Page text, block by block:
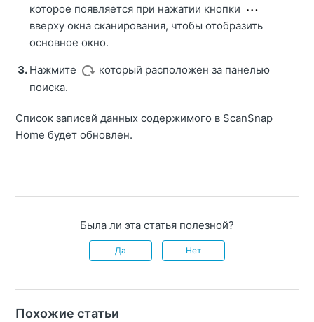
которое появляется при нажатии кнопки
вверху окна сканирования, чтобы отобразить
основное окно.
Нажмите
который расположен за панелью
поиска.
Список записей данных содержимого в ScanSnap
Home будет обновлен.
Была ли эта статья полезной?
Да Нет
Похожие статьи